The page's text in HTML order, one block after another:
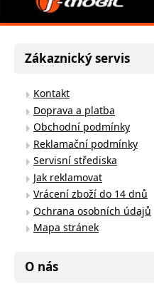
Zákaznický servis
Kontakt
Doprava a platba
Obchodní podmínky
Reklamační podmínky
Servisní střediska
Jak reklamovat
Vrácení zboží do 14 dnů
Ochrana osobních údajů
Mapa stránek
O nás